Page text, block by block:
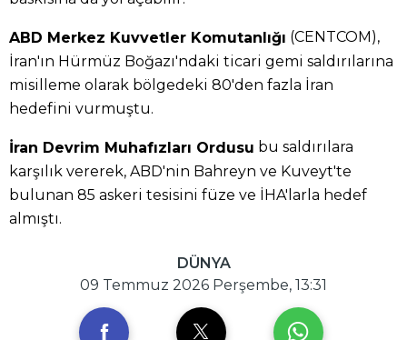
ABD Merkez Kuvvetler Komutanlığı (CENTCOM),
İran'ın Hürmüz Boğazı'ndaki ticari gemi saldırılarına
misilleme olarak bölgedeki 80'den fazla İran
hedefini vurmuştu.
İran Devrim Muhafızları Ordusu bu saldırılara
karşılık vererek, ABD'nin Bahreyn ve Kuveyt'te
bulunan 85 askeri tesisini füze ve İHA'larla hedef
almıştı.
DÜNYA
09 Temmuz 2026 Perşembe, 13:31